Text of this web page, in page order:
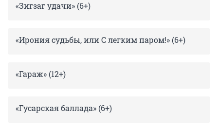
«Зигзаг удачи» (6+)
«Ирония судьбы, или С легким паром!» (6+)
«Гараж» (12+)
«Гусарская баллада» (6+)